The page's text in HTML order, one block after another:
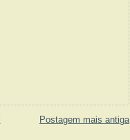
Postagem mais antiga